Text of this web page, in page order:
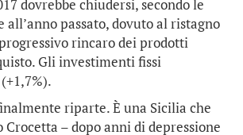
dovrebbe chiudersi, secondo le
passato, dovuto al ristagno
rincaro dei prodotti
Gli investimenti fissi
riparte. È una Sicilia che
– dopo anni di depressione